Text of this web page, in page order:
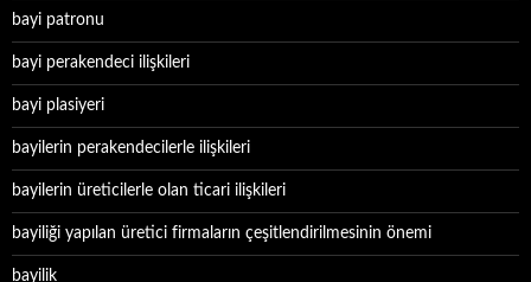
bayi patronu
bayi perakendeci ilişkileri
bayi plasiyeri
bayilerin perakendecilerle ilişkileri
bayilerin üreticilerle olan ticari ilişkileri
bayiliği yapılan üretici firmaların çeşitlendirilmesinin önemi
bayilik